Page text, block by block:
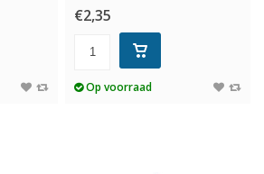
€2,35
Op voorraad